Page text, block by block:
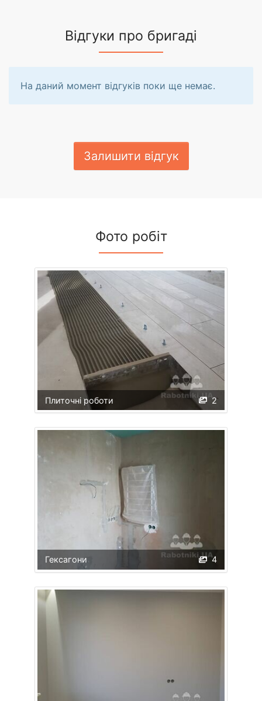
Відгуки про бригаді
На даний момент відгуків поки ще немає.
Залишити відгук
Фото робіт
2
Плиточні роботи
4
Гексагони